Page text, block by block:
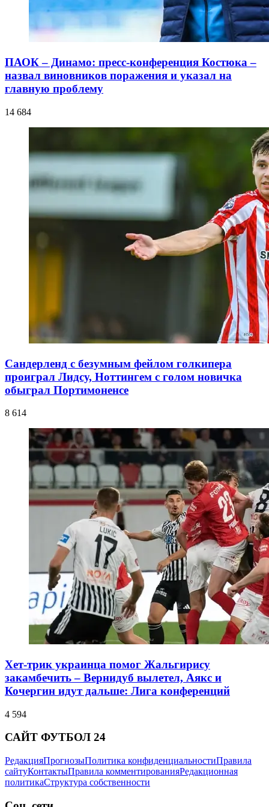
ПАОК – Динамо: пресс-конференция Костюка –
назвал виновников поражения и указал на
главную проблему
14 684
Сандерленд с безумным фейлом голкипера
проиграл Лидсу, Ноттингем с голом новичка
обыграл Портимоненсе
8 614
Хет-трик украинца помог Жальгирису
закамбечить – Вернидуб вылетел, Аякс и
Кочергин идут дальше: Лига конференций
4 594
САЙТ ФУТБОЛ 24
РедакцияПрогнозыПолитика конфиденциальностиПравила
сайтуКонтактыПравила комментированияРедакционная
политикаСтруктура собственности